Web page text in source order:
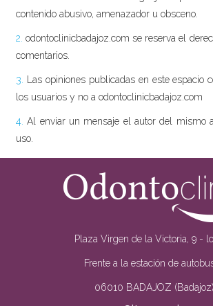
contenido abusivo, amenazador u obsceno.
2. odontoclinicbadajoz.com se reserva el
comentarios.
3.
Las opiniones publicadas en este espacio
los usuarios y no a odontoclinicbadajoz.com
4. Al enviar un mensaje el autor del mismo
uso.
Plaza Virgen de la Victoria, 9 -
Frente a la estación de
06010 BADAJOZ (Badajoz)